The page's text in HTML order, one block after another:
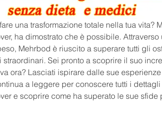
una trasformazione totale nella tua vita?
ha dimostrato che è possibile.
Mehrbod è riuscito a superare tutti gli
straordinari. Sei pronto a scoprire il suo
ora? Lasciati ispirare dalle sue
a leggere per conoscere tutti i
e scoprire come ha superato le sue sfide